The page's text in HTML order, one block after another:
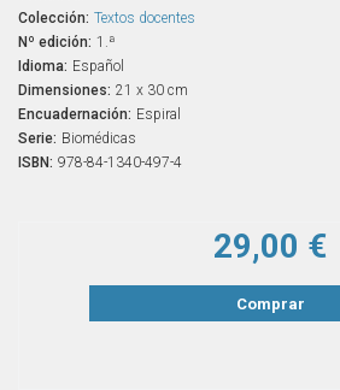
Colección: Textos docentes
Nº edición: 1.ª
Idioma: Español
Dimensiones: 21 x 30 cm
Encuadernación: Espiral
Serie: Biomédicas
ISBN: 978-84-1340-497-4
29,00 €
Comprar